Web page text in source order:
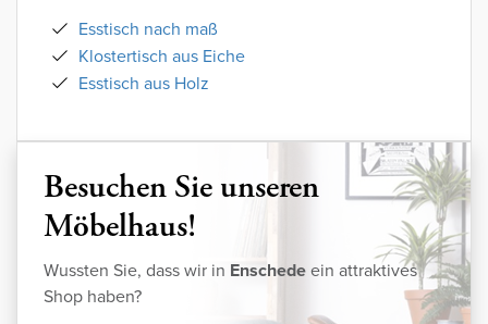
Esstisch nach maß
Klostertisch aus Eiche
Esstisch aus Holz
Besuchen Sie unseren
Möbelhaus!
Wussten Sie, dass wir in Enschedeein attraktives
Shop haben?